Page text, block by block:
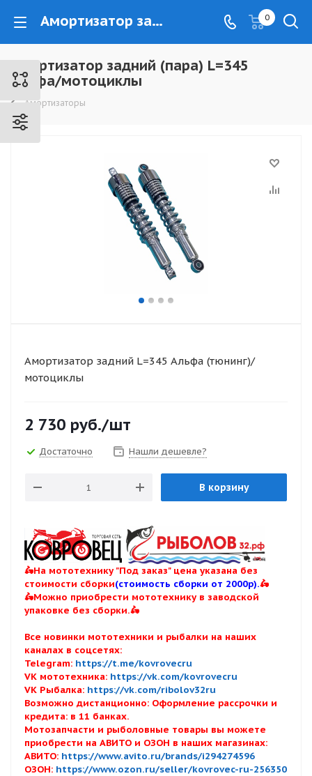
Амортизатор задний (пара) L=345 Альфа/мотоциклы - www.kovrovec.ru 0
Амортизатор задний (пара) L=345
Альфа/мотоциклы
Амортизаторы
Амортизатор задний L=345 Альфа (тюнинг)/
мотоциклы
2 730 руб./шт
Достаточно Нашли дешевле?
В корзину
🛵На мототехнику "Под заказ" цена указана без
стоимости сборки(стоимость сборки от 2000р).🛵
🛵Можно приобрести мототехнику в заводской
упаковке без сборки.🛵
Все новинки мототехники и рыбалки на наших
каналах в соцсетях:
Telegram: https://t.me/kovrovecru
VK мототехника: https://vk.com/kovrovecru
VK Рыбалка: https://vk.com/ribolov32ru
Возможно дистанционно: Оформление рассрочки и
кредита: в 11 банках.
Мотозапчасти и рыболовные товары вы можете
приобрести на АВИТО и ОЗОН в наших магазинах:
АВИТО: https://www.avito.ru/brands/i294274596
ОЗОН: https://www.ozon.ru/seller/kovrovec-ru-256350